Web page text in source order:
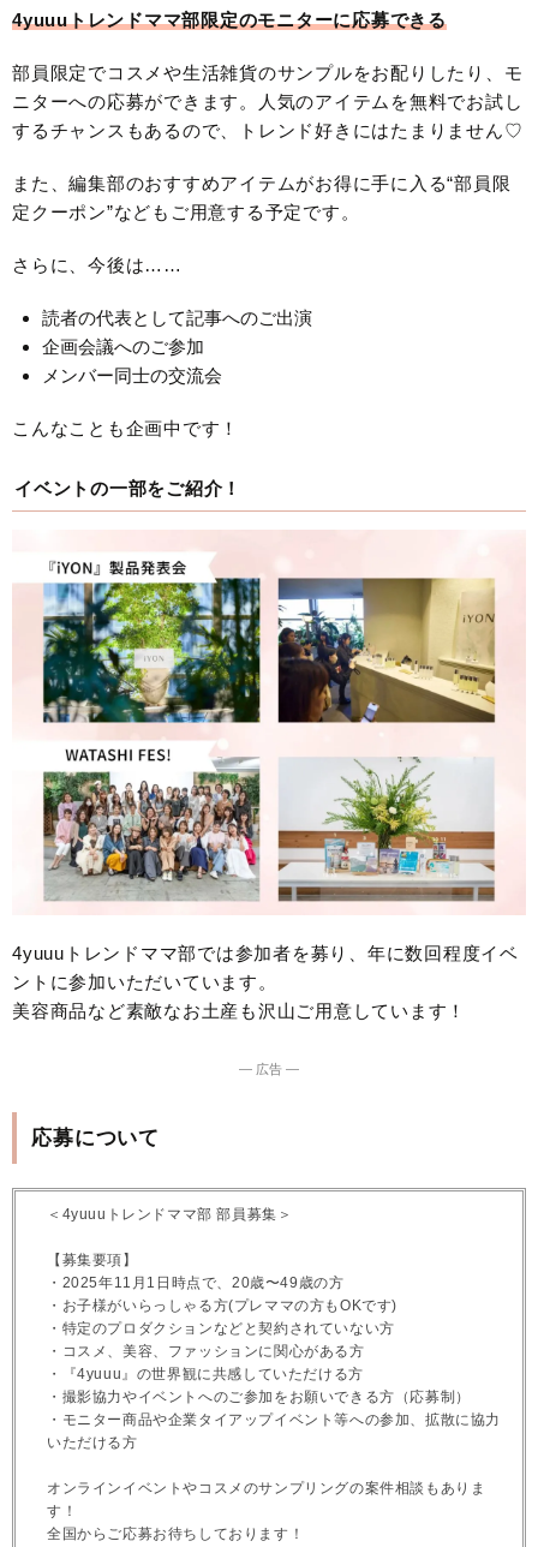
4yuuuトレンドママ部限定のモニターに応募できる
部員限定でコスメや生活雑貨のサンプルをお配りしたり、モ
ニターへの応募ができます。人気のアイテムを無料でお試し
するチャンスもあるので、トレンド好きにはたまりません♡
また、編集部のおすすめアイテムがお得に手に入る“部員限
定クーポン”などもご用意する予定です。
さらに、今後は……
読者の代表として記事へのご出演
企画会議へのご参加
メンバー同士の交流会
こんなことも企画中です！
イベントの一部をご紹介！
4yuuuトレンドママ部では参加者を募り、年に数回程度イベ
ントに参加いただいています。
美容商品など素敵なお土産も沢山ご用意しています！
― 広告 ―
応募について
＜4yuuuトレンドママ部 部員募集＞
【募集要項】
・2025年11月1日時点で、20歳〜49歳の方
・お子様がいらっしゃる方(プレママの方もOKです)
・特定のプロダクションなどと契約されていない方
・コスメ、美容、ファッションに関心がある方
・『4yuuu』の世界観に共感していただける方
・撮影協力やイベントへのご参加をお願いできる方（応募制）
・モニター商品や企業タイアップイベント等への参加、拡散に協力
いただける方
オンラインイベントやコスメのサンプリングの案件相談もありま
す！
全国からご応募お待ちしております！